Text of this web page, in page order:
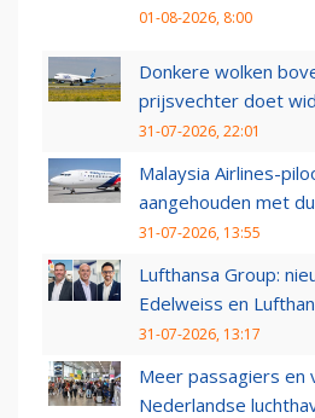
01-08-2026, 8:00
Donkere wolken
prijsvechter doet
31-07-2026, 22:01
Malaysia Airlines-
aangehouden met
31-07-2026, 13:55
Lufthansa Group:
Edelweiss en
31-07-2026, 13:17
Meer passagiers en
Nederlandse